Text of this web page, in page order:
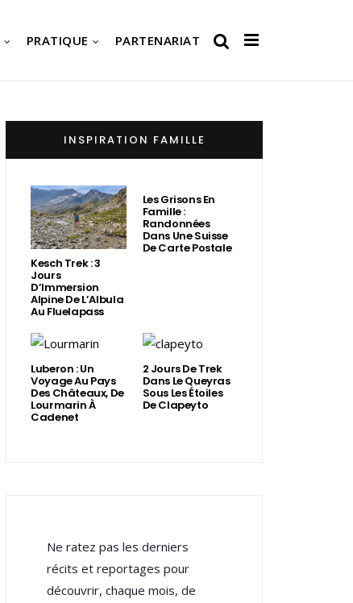
PRATIQUE PARTENARIAT
INSPIRATION FAMILLE
Kesch Trek : 3
Jours
D’Immersion
Alpine De L’Albula
Au Fluelapass
Les Grisons En
Famille :
Randonnées
Dans Une Suisse
De Carte Postale
Luberon : Un
Voyage Au Pays
Des Châteaux, De
Lourmarin À
Cadenet
2 Jours De Trek
Dans Le Queyras
Sous Les Étoiles
De Clapeyto
Ne ratez pas les derniers
récits et reportages pour
découvrir, chaque mois, de